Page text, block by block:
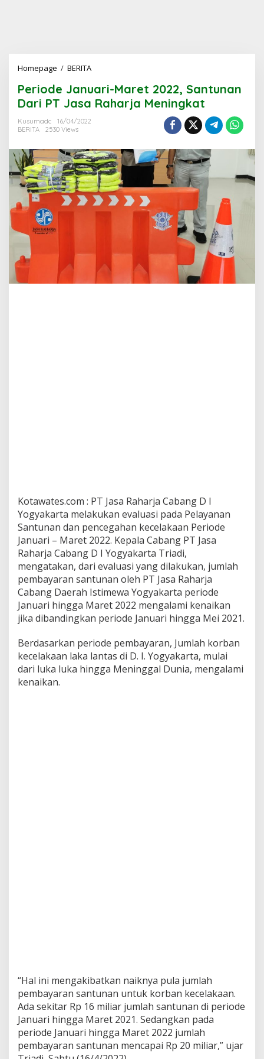
Homepage / BERITAPeriode
Maret
2022,
Santunan
Raharja
Meningkat
Periode Januari-Maret 2022, Santunan
Dari PT Jasa Raharja Meningkat
Kusumadc
16/04/2022
BERITA
2530 Views
Kotawates.com : PT Jasa Raharja Cabang D I
Yogyakarta melakukan evaluasi pada Pelayanan
Santunan dan pencegahan kecelakaan Periode
Januari – Maret 2022. Kepala Cabang PT Jasa
Raharja Cabang D I Yogyakarta Triadi,
mengatakan, dari evaluasi yang dilakukan, jumlah
pembayaran santunan oleh PT Jasa Raharja
Cabang Daerah Istimewa Yogyakarta periode
Januari hingga Maret 2022 mengalami kenaikan
jika dibandingkan periode Januari hingga Mei 2021.
Berdasarkan periode pembayaran, Jumlah korban
kecelakaan laka lantas di D. I. Yogyakarta, mulai
dari luka luka hingga Meninggal Dunia, mengalami
kenaikan.
“Hal ini mengakibatkan naiknya pula jumlah
pembayaran santunan untuk korban kecelakaan.
Ada sekitar Rp 16 miliar jumlah santunan di periode
Januari hingga Maret 2021. Sedangkan pada
periode Januari hingga Maret 2022 jumlah
pembayaran santunan mencapai Rp 20 miliar,” ujar